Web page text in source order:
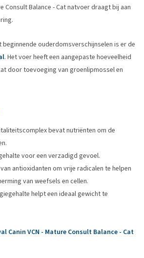
Consult Balance - Cat natvoer draagt bij aan
ouderdomsverschijnselen is er de
. Het voer heeft een aangepaste hoeveelheid
door toevoeging van groenlipmossel en
bevat nutriënten om de
voor een verzadigd gevoel.
antioxidanten om vrije radicalen te helpen
van weefsels en cellen.
helpt een ideaal gewicht te
Canin VCN - Mature Consult Balance - Cat